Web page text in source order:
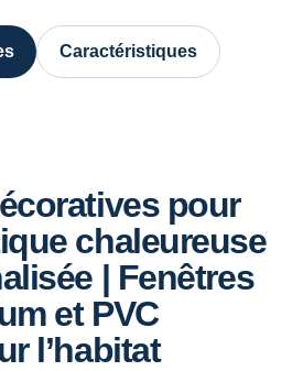
Caractéristiques
pour
chaleureuse
| Fenêtres
et PVC
l’habitat